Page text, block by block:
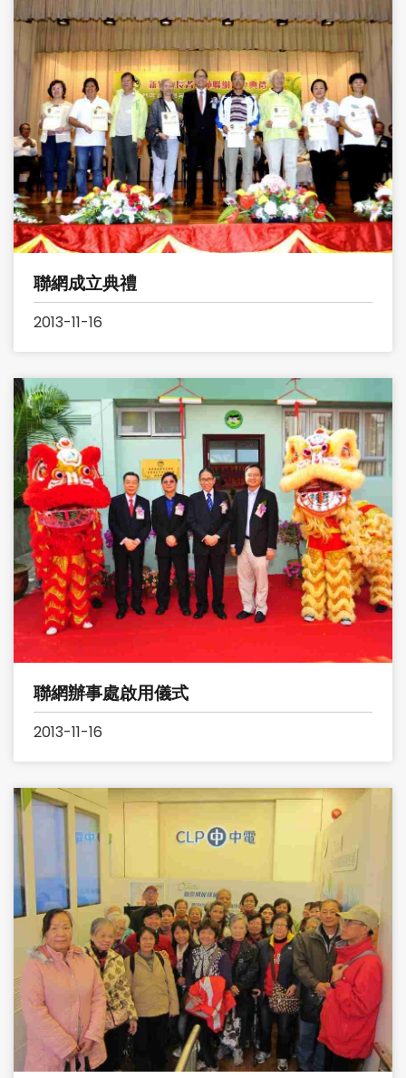
聯網成立典禮
2013-11-16
聯網辦事處啟用儀式
2013-11-16